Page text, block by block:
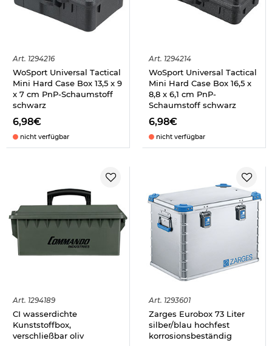
Art. 1294216
WoSport Universal Tactical
Mini Hard Case Box 13,5 x 9
x 7 cm PnP-Schaumstoff
schwarz
6,98€
nicht verfügbar
Art. 1294214
WoSport Universal Tactical
Mini Hard Case Box 16,5 x
8,8 x 6,1 cm PnP-
Schaumstoff schwarz
6,98€
nicht verfügbar
Art. 1294189
CI wasserdichte
Kunststoffbox,
verschließbar oliv
Art. 1293601
Zarges Eurobox 73 Liter
silber/blau hochfest
korrosionsbeständig